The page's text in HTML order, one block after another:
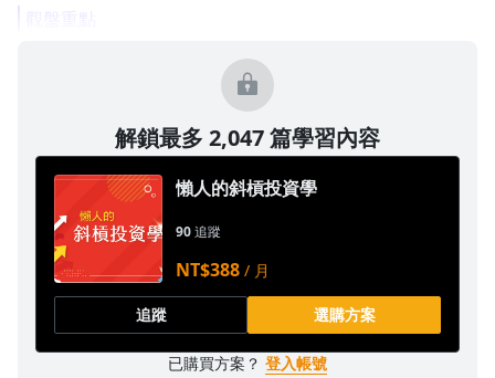
觀盤重點
解鎖最多 2,047 篇學習內容
懶人的斜槓投資學
90追蹤
NT$388 / 月
追蹤 選購方案
已購買方案？ 登入帳號